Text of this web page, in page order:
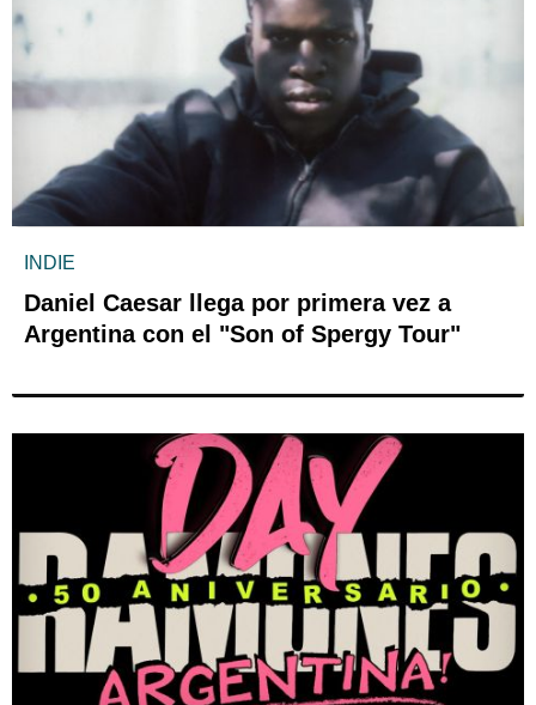
INDIE
Daniel Caesar llega por primera vez a
Argentina con el "Son of Spergy Tour"